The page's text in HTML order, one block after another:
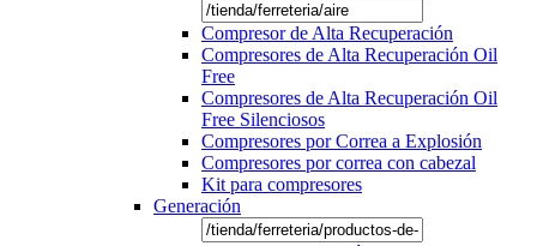
Compresor de Alta Recuperación
Compresores de Alta Recuperación Oil
Free
Compresores de Alta Recuperación Oil
Free Silenciosos
Compresores por Correa a Explosión
Compresores por correa con cabezal
Kit para compresores
Generación